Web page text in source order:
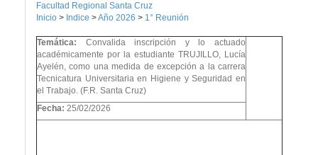
Facultad Regional Santa Cruz
Inicio > Indice >Año 2026 > 1° Reunión
Temática: Convalida inscripción y lo actuado
académicamente por la estudiante TRUJILLO, Lucía
Ayelén, como una medida de excepción a la carrera
Tecnicatura Universitaria en Higiene y Seguridad en
el Trabajo. (F.R. Santa Cruz)
Fecha: 25/02/2026